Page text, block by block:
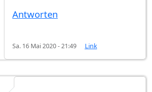
Antworten
Sa. 16 Mai 2020 - 21:49 Link